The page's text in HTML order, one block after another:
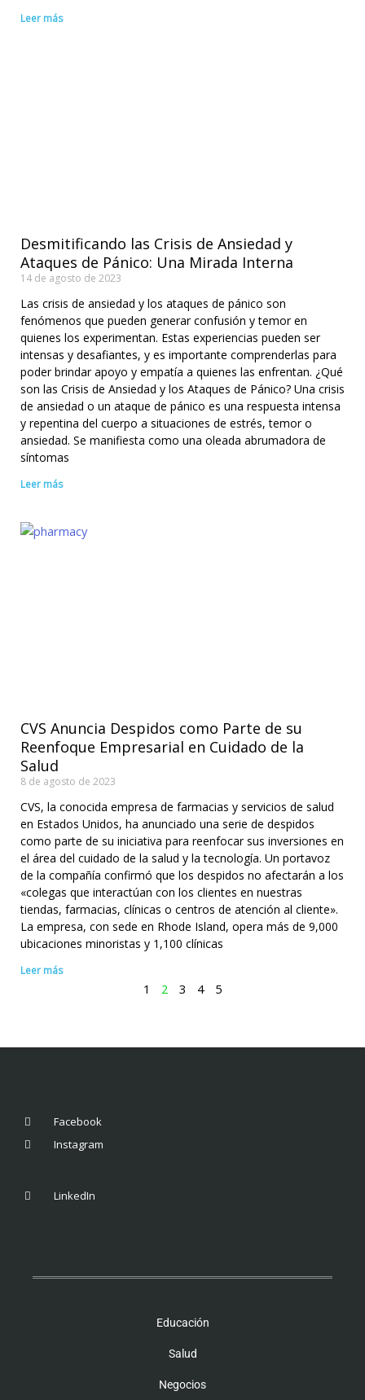
Leer más
Desmitificando las Crisis de Ansiedad y
Ataques de Pánico: Una Mirada Interna
14 de agosto de 2023
Las crisis de ansiedad y los ataques de pánico son
fenómenos que pueden generar confusión y temor en
quienes los experimentan. Estas experiencias pueden ser
intensas y desafiantes, y es importante comprenderlas para
poder brindar apoyo y empatía a quienes las enfrentan. ¿Qué
son las Crisis de Ansiedad y los Ataques de Pánico? Una crisis
de ansiedad o un ataque de pánico es una respuesta intensa
y repentina del cuerpo a situaciones de estrés, temor o
ansiedad. Se manifiesta como una oleada abrumadora de
síntomas
Leer más
CVS Anuncia Despidos como Parte de su
Reenfoque Empresarial en Cuidado de la
Salud
8 de agosto de 2023
CVS, la conocida empresa de farmacias y servicios de salud
en Estados Unidos, ha anunciado una serie de despidos
como parte de su iniciativa para reenfocar sus inversiones en
el área del cuidado de la salud y la tecnología. Un portavoz
de la compañía confirmó que los despidos no afectarán a los
«colegas que interactúan con los clientes en nuestras
tiendas, farmacias, clínicas o centros de atención al cliente».
La empresa, con sede en Rhode Island, opera más de 9,000
ubicaciones minoristas y 1,100 clínicas
Leer más
1 2 3 4 5
Facebook
Instagram
LinkedIn
Educación
Salud
Negocios